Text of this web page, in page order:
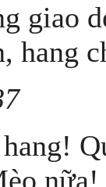
giao
hang